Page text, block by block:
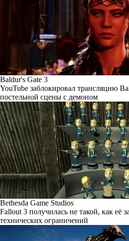
Baldur's Gate 3
YouTube заблокировал трансляцию
постельной сцены с демоном
Bethesda Game Studios
Fallout 3 получилась не такой, как её
технических ограничений